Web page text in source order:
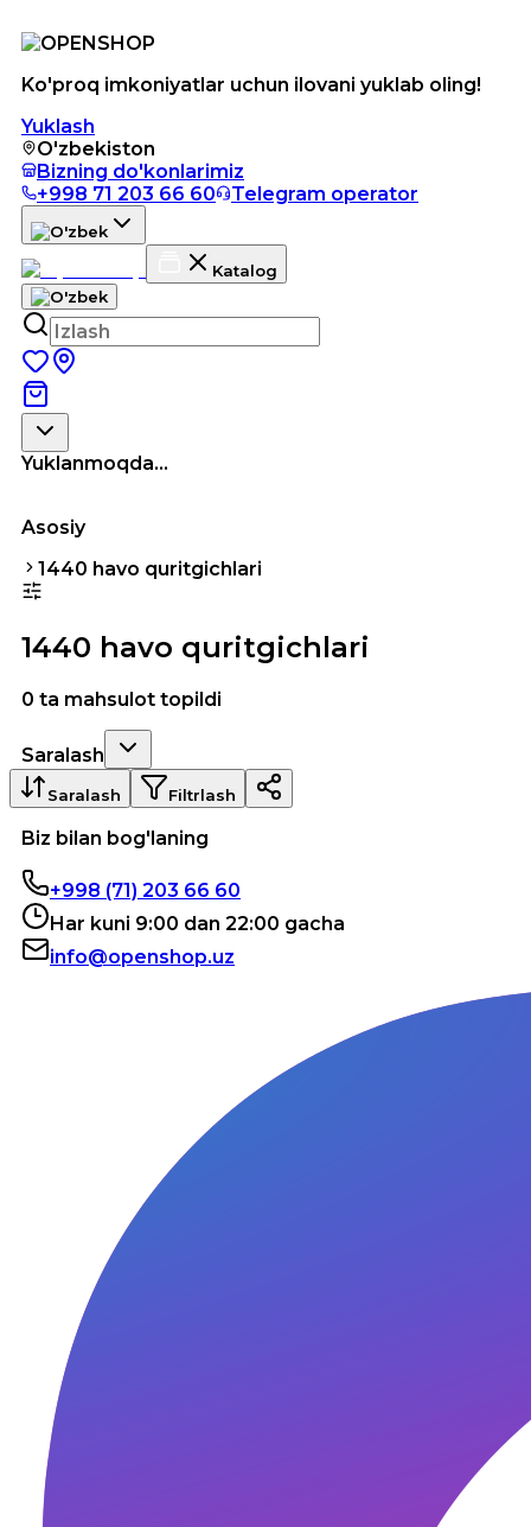
Ko'proq imkoniyatlar uchun ilovani yuklab oling!
Yuklash
O'zbekiston
Bizning do'konlarimiz
+998 71 203 66 60
Telegram operator
Katalog
Yuklanmoqda...
Asosiy
1440 havo quritgichlari
1440 havo quritgichlari
0 ta mahsulot topildi
Saralash
Saralash Filtrlash
Biz bilan bog'laning
+998 (71) 203 66 60
Har kuni 9:00 dan 22:00 gacha
info@openshop.uz